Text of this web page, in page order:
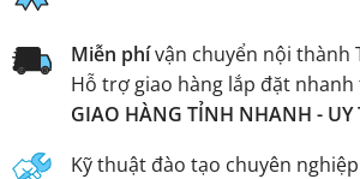
Miễn phívận chuyển nội thành
Hỗ trợ giao hàng lắp đặt nhanh
GIAO HÀNG TỈNH NHANH - UY
Kỹ thuật đào tạo chuyên